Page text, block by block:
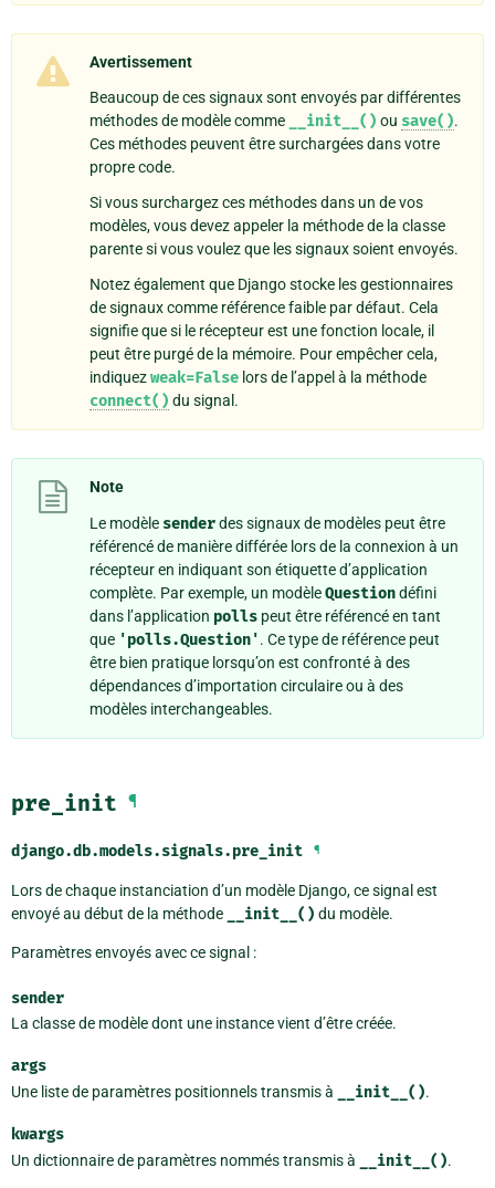
Avertissement
Beaucoup de ces signaux sont envoyés par différentes
méthodes de modèle comme
__init__() ou save().
Ces méthodes peuvent être surchargées dans votre
propre code.
Si vous surchargez ces méthodes dans un de vos
modèles, vous devez appeler la méthode de la classe
parente si vous voulez que les signaux soient envoyés.
Notez également que Django stocke les gestionnaires
de signaux comme référence faible par défaut. Cela
signifie que si le récepteur est une fonction locale, il
peut être purgé de la mémoire. Pour empêcher cela,
indiquezweak=False lors de l’appel à la méthode
connect() du signal.
Note
Le modèle senderdes signaux de modèles peut être
référencé de manière différée lors de la connexion à un
récepteur en indiquant son étiquette d’application
complète. Par exemple, un modèleQuestiondéfini
dans l’application polls peut être référencé en tant
que 'polls.Question'. Ce type de référence peut
être bien pratique lorsqu’on est confronté à des
dépendances d’importation circulaire ou à des
modèles interchangeables.
pre_init ¶
django.db.models.signals.pre_init ¶
Lors de chaque instanciation d’un modèle Django, ce signal est
envoyé au début de la méthode
__init__() du modèle.
Paramètres envoyés avec ce signal :
sender
La classe de modèle dont une instance vient d’être créée.
args
Une liste de paramètres positionnels transmis à __init__().
kwargs
Un dictionnaire de paramètres nommés transmis à __init__().